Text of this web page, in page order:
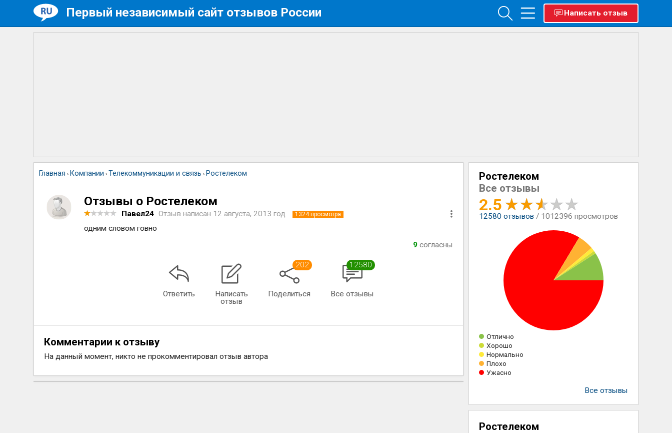
Первый независимый сайт отзывов России Написать отзыв
Главная › Компании › Телекоммуникации и связь › Ростелеком
Отзывы о Ростелеком
Павел24 Отзыв написан 12 августа, 2013 год 1324просмотра
одним словом говно
9согласны
Ответить
Написать
отзыв
202
Поделиться
12580
Все отзывы
Комментарии к отзыву
На данный момент, никто не прокомментировал отзыв автора
Ростелеком
Все отзывы
2.5
12580отзывов / 1012396 просмотров
Отлично
Хорошо
Нормально
Плохо
Ужасно
Все отзывы
Ростелеком